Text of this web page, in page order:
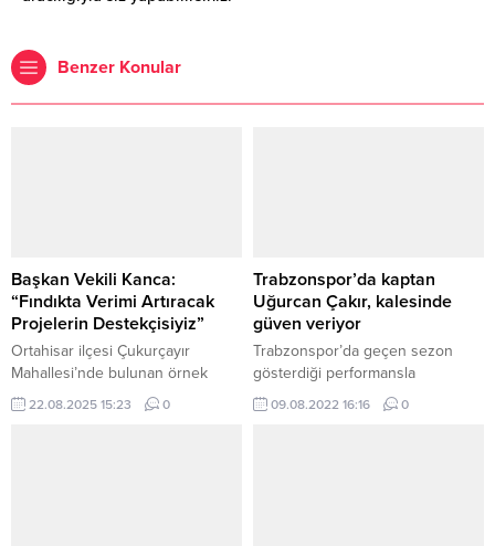
Benzer Konular
Başkan Vekili Kanca:
“Fındıkta Verimi Artıracak
Projelerin Destekçisiyiz”
Ortahisar ilçesi Çukurçayır
Mahallesi’nde bulunan örnek
fındık bahçesinde gerçekleştirilen
hasat etkinliğine katılan Trabzon
22.08.2025 15:23 0
Trabzonspor’da kaptan
Uğurcan Çakır, kalesinde
güven veriyor
Trabzonspor’da geçen sezon
gösterdiği performansla
şampiyonlukta büyük rol oynayan
Uğurcan Çakır, bu sezon iki resmi
09.08.2022 16:16 0